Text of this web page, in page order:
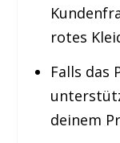
rotes
Falls das
deinem